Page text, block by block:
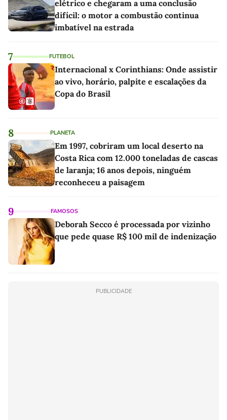
elétrico e chegaram a uma conclusão
difícil: o motor a combustão continua
imbatível na estrada
7 FUTEBOL
Internacional x Corinthians: Onde assistir
ao vivo, horário, palpite e escalações da
Copa do Brasil
8 PLANETA
Em 1997, cobriram um local deserto na
Costa Rica com 12.000 toneladas de cascas
de laranja; 16 anos depois, ninguém
reconheceu a paisagem
9 FAMOSOS
Deborah Secco é processada por vizinho
que pede quase R$ 100 mil de indenização
PUBLICIDADE